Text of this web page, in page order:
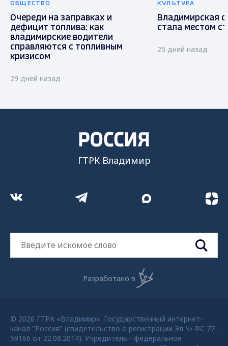
ОБЩЕСТВО
Очереди на заправках и
дефицит топлива: как
владимирские водители
справляются с топливным
кризисом
29 дней назад
КУЛЬТУРА
Владимирская
стала местом
25 дней назад
ГТРК Владимир
Разработано в
© 2026 ГТРК «Владимир». Государственный интернет-
канал "Россия" (свидетельство о регистрации Эл № ФС 77-
59166 от 22.08.2014). Учредитель - федеральное